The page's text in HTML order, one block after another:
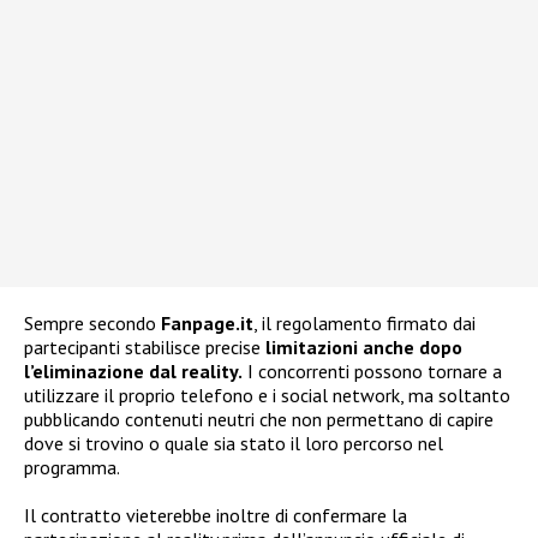
Sempre secondo Fanpage.it , il regolamento firmato dai
partecipanti stabilisce precise limitazioni anche dopo
l’eliminazione dal reality. I concorrenti possono tornare a
utilizzare il proprio telefono e i social network, ma soltanto
pubblicando contenuti neutri che non permettano di capire
dove si trovino o quale sia stato il loro percorso nel
programma.
Il contratto vieterebbe inoltre di confermare la